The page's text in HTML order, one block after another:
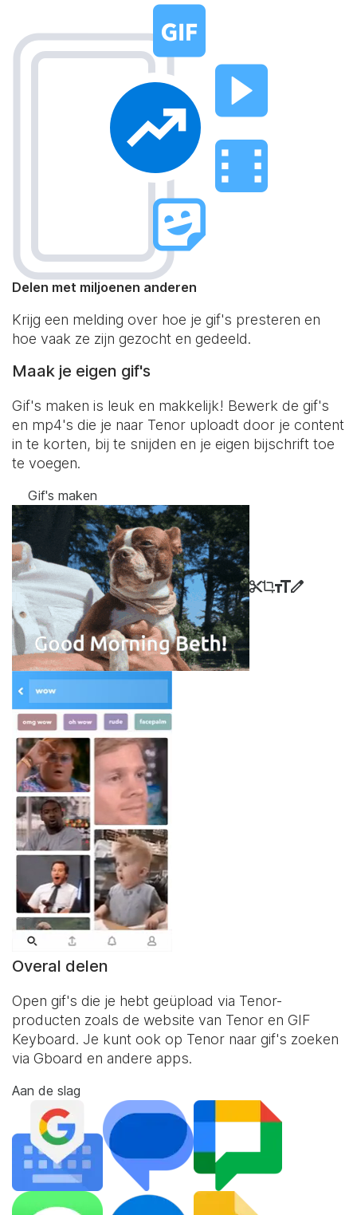
Delen met miljoenen anderen
Krijg een melding over hoe je gif's presteren en
hoe vaak ze zijn gezocht en gedeeld.
Maak je eigen gif's
Gif's maken is leuk en makkelijk! Bewerk de gif's
en mp4's die je naar Tenor uploadt door je content
in te korten, bij te snijden en je eigen bijschrift toe
te voegen.
Gif's maken
Overal delen
Open gif's die je hebt geüpload via Tenor-
producten zoals de website van Tenor en GIF
Keyboard. Je kunt ook op Tenor naar gif's zoeken
via Gboard en andere apps.
Aan de slag